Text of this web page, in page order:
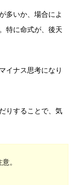
多いか、場合によ
特に命式が、後天
イナス思考になり
りすることで、気
。